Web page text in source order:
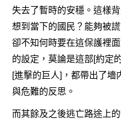
失去了暫時的安穩。這樣
想到當下的國民？能夠被
卻不知何時要在這保護裡
的設定，莫論是這部[約定
[進擊的巨人]，都帶出了墻
與危難的反思。
而其餘及之後逃亡路途上